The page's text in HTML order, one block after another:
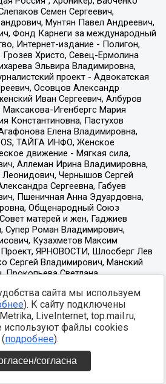
сайта мы используем
). К сайту подключены
LiveInternet, top.mail.ru,
используют файлы cookies
(подробнее).
согласна